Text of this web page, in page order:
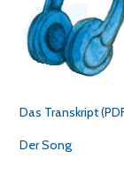
Das Transkript
Der Song